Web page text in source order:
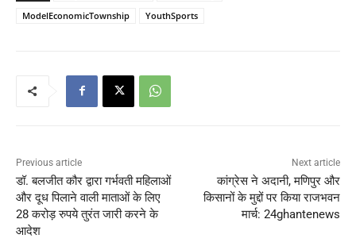
ModelEconomicTownship
YouthSports
Previous article
डॉ. बलजीत कौर द्वारा गर्भवती महिलाओं
और दूध पिलाने वाली माताओं के लिए
28 करोड़ रुपये तुरंत जारी करने के
आदेश
Next article
कांग्रेस ने अदानी, मणिपुर और
किसानों के मुद्दों पर किया राजभवन
मार्च: 24ghantenews